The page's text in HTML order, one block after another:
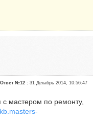
Ответ №12 :31 Декабрь 2014, 10:56:47
мастером по ремонту,